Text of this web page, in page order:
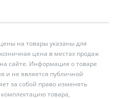
на товары указаны для
цена в местах продаж
сайте. Информация о товаре
и не является публичной
за собой право изменять
товара,